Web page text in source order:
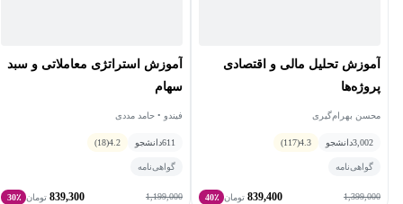
دوره شرکت کنند و اطلاعات خود در این زمینه را افزایش دهند.
آشنایی اولیه با این مفاهیم برای شرکت در دوره کافی خواهد بود.
آموزش تحلیل مالی و اقتصادی
پروژه‌ها
محسن بهرام‌گیری
3,002دانشجو 4.3
(117)
گواهی‌نامه
1,399,000
839,400 تومان 40٪
آموزش استراتژی معاملاتی و سبد
سهام
فیندو • حامد مددی
611دانشجو 4.2
(18)
گواهی‌نامه
1,199,000
839,300 تومان 30٪